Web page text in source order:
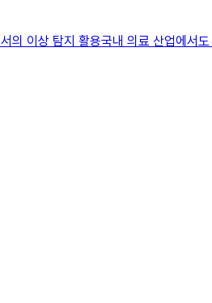
이상 탐지 활용국내 의료 산업에서